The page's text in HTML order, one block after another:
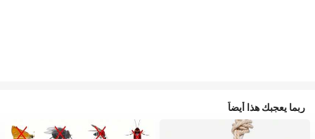
ربما يعجبك هذا أيضاً